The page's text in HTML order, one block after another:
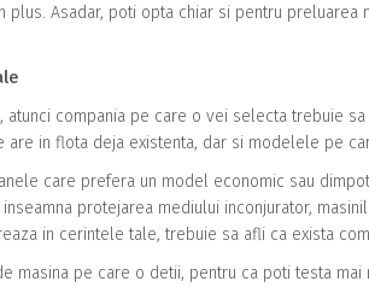
Asadar, poti opta chiar si pentru preluarea
compania pe care o vei selecta trebuie
in flota deja existenta, dar si modelele pe
care prefera un model economic sau
protejarea mediului inconjurator,
in cerintele tale, trebuie sa afli ca exista
masina pe care o detii, pentru ca poti testa